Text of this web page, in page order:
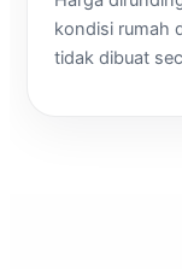
kondisi rumah
tidak dibuat